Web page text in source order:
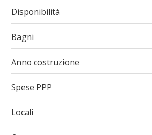
Disponibilità
Bagni
Anno costruzione
Spese PPP
Locali